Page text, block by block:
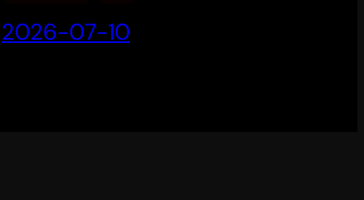
2026-07-10